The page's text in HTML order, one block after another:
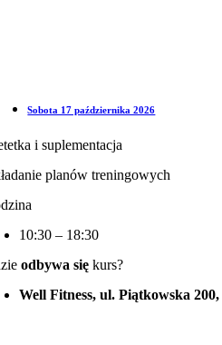
Sobota 17 października 2026
i suplementacja
planów treningowych
10:30 – 18:30
odbywa się kurs?
Well Fitness, ul. Piątkowska 200,